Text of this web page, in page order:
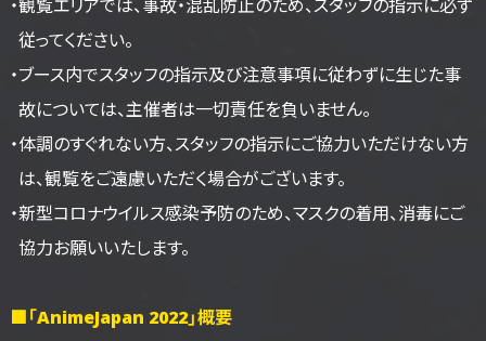
従ってください。
・ブース内でスタッフの指示及び注意事項に従わずに生じた事
故については、主催者は一切責任を負いません。
・体調のすぐれない方、スタッフの指示にご協力いただけない方
は、観覧をご遠慮いただく場合がございます。
・新型コロナウイルス感染予防のため、マスクの着用、消毒にご
協力お願いいたします。
■「AnimeJapan 2022」概要